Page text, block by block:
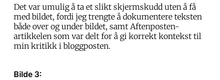
Det var umulig å ta et slikt skjermskudd uten å få
med bildet, fordi jeg trengte å dokumentere teksten
både over og under bildet, samt Aftenposten-
artikkelen som var delt for å gi korrekt kontekst til
min kritikk i bloggposten.
Bilde 3: